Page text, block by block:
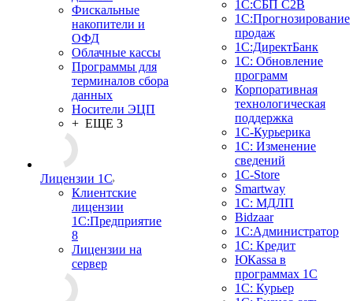
Фискальные
накопители и
ОФД
Облачные кассы
Программы для
терминалов сбора
данных
Носители ЭЦП
+ ЕЩЕ 3
Лицензии 1С
Клиентские
лицензии
1С:Предприятие
8
Лицензии на
сервер
1С:СБП C2B
1С:Прогнозирование
продаж
1С:ДиректБанк
1С: Обновление
программ
Корпоративная
технологическая
поддержка
1С-Курьерика
1С: Изменение
сведений
1C-Store
Smartway
1С: МДЛП
Bidzaar
1С:Администратор
1С: Кредит
ЮКаssа в
программах 1С
1С: Курьер